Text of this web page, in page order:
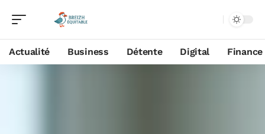
Actualité Business Détente Digital Finance